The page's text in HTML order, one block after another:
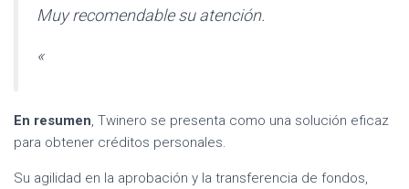
Muy recomendable su atención.
«
En resumen, Twinero se presenta como una solución eficaz
para obtener créditos personales.
Su agilidad en la aprobación y la transferencia de fondos,